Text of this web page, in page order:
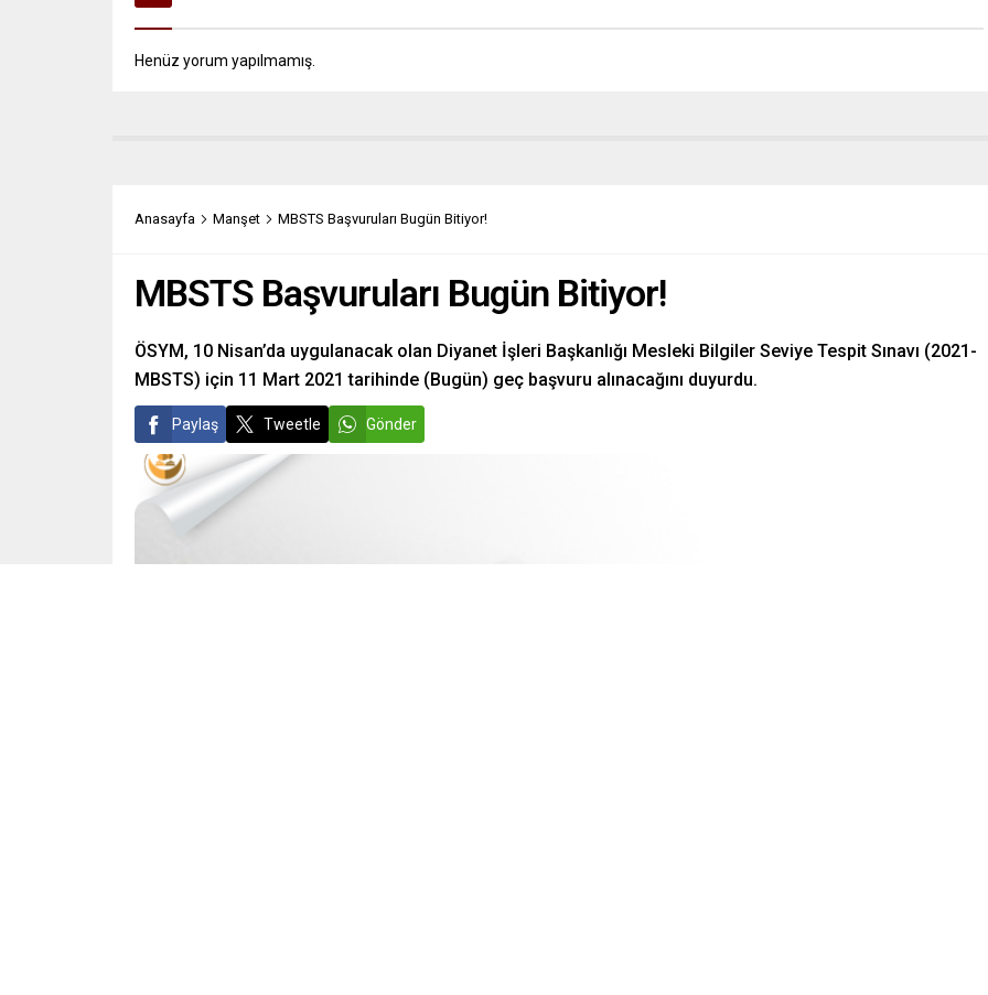
Henüz yorum yapılmamış.
Anasayfa Manşet MBSTS Başvuruları Bugün Bitiyor!
MBSTS Başvuruları Bugün Bitiyor!
ÖSYM, 10 Nisan’da uygulanacak olan Diyanet İşleri Başkanlığı Mesleki Bilgiler Seviye Tespit Sınavı (2021-
MBSTS) için 11 Mart 2021 tarihinde (Bugün) geç başvuru alınacağını duyurdu.
Paylaş Tweetle Gönder